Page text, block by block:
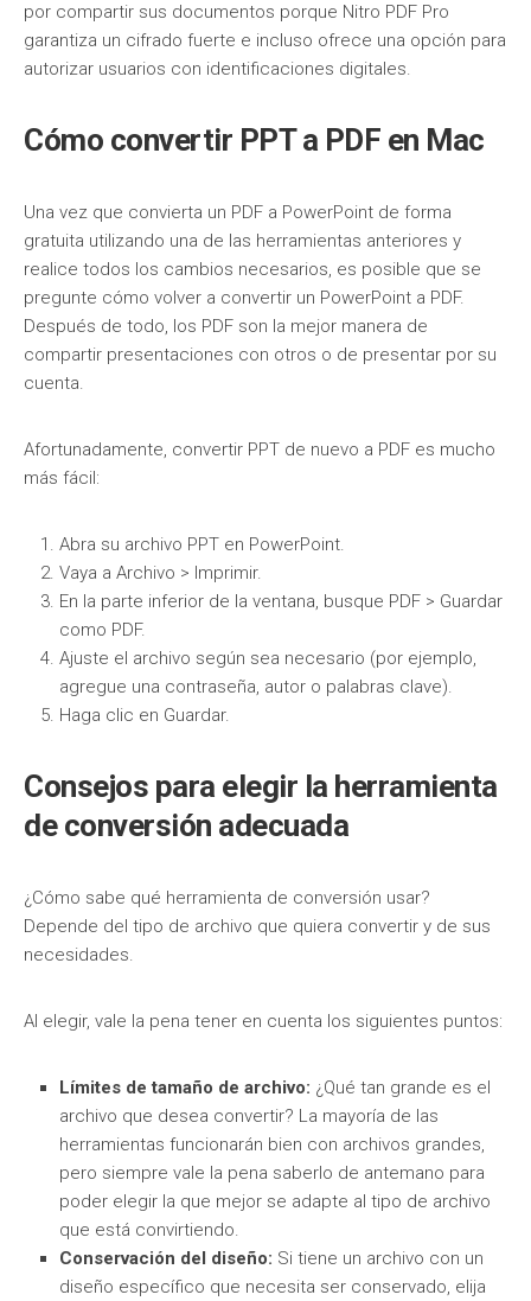
por compartir sus documentos porque Nitro PDF Pro
garantiza un cifrado fuerte e incluso ofrece una opción para
autorizar usuarios con identificaciones digitales.
Cómo convertir PPT a PDF en Mac
Una vez que convierta un PDF a PowerPoint de forma
gratuita utilizando una de las herramientas anteriores y
realice todos los cambios necesarios, es posible que se
pregunte cómo volver a convertir un PowerPoint a PDF.
Después de todo, los PDF son la mejor manera de
compartir presentaciones con otros o de presentar por su
cuenta.
Afortunadamente, convertir PPT de nuevo a PDF es mucho
más fácil:
Abra su archivo PPT en PowerPoint.
Vaya a Archivo > Imprimir.
En la parte inferior de la ventana, busque PDF > Guardar
como PDF.
Ajuste el archivo según sea necesario (por ejemplo,
agregue una contraseña, autor o palabras clave).
Haga clic en Guardar.
Consejos para elegir la herramienta
de conversión adecuada
¿Cómo sabe qué herramienta de conversión usar?
Depende del tipo de archivo que quiera convertir y de sus
necesidades.
Al elegir, vale la pena tener en cuenta los siguientes puntos:
Límites de tamaño de archivo: ¿Qué tan grande es el
archivo que desea convertir? La mayoría de las
herramientas funcionarán bien con archivos grandes,
pero siempre vale la pena saberlo de antemano para
poder elegir la que mejor se adapte al tipo de archivo
que está convirtiendo.
Conservación del diseño: Si tiene un archivo con un
diseño específico que necesita ser conservado, elija